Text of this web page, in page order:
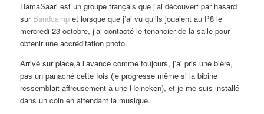
HamaSaari est un groupe français que j’ai découvert par hasard
sur Bandcamp et lorsque que j’ai vu qu’ils jouaient au P8 le
mercredi 23 octobre, j’ai contacté le tenancier de la salle pour
obtenir une accréditation photo.
Arrivé sur place,à l’avance comme toujours, j’ai pris une bière,
pas un panaché cette fois (je progresse même si la bibine
ressemblait affreusement à une Heineken), et je me suis installé
dans un coin en attendant la musique.